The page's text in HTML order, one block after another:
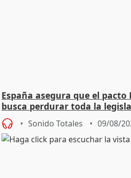
España asegura que el pacto
busca perdurar toda la
Sonido Totales 09/08/